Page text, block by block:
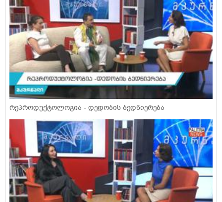
რეპროდუქტოლოგია - დედობის ბედნიერება